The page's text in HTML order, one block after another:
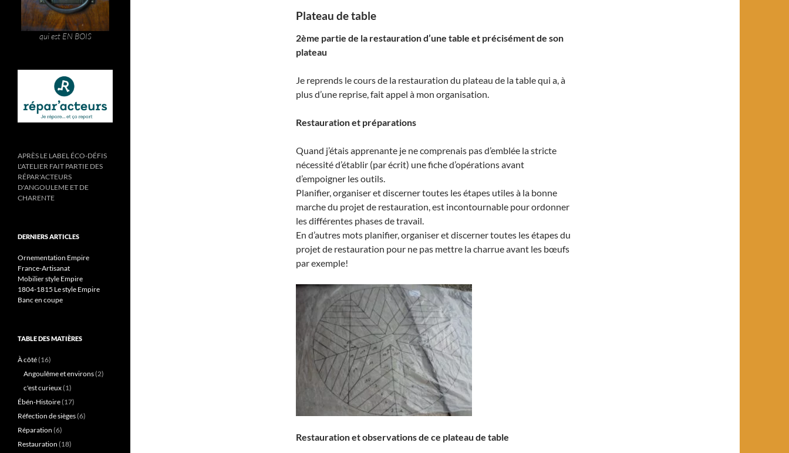
Plateau de table
2ème partie de la restauration d’une table et précisément de son
plateau
Je reprends le cours de la restauration du plateau de la table qui a, à
plus d’une reprise, fait appel à mon organisation.
Restauration et préparations
Quand j’étais apprenante je ne comprenais pas d’emblée la stricte
nécessité d’établir (par écrit) une fiche d’opérations avant
d’empoigner les outils.
Planifier, organiser et discerner toutes les étapes utiles à la bonne
marche du projet de restauration, est incontournable pour ordonner
les différentes phases de travail.
En d’autres mots planifier, organiser et discerner toutes les étapes du
projet de restauration pour ne pas mettre la charrue avant les bœufs
par exemple!
Restauration et observations de ce plateau de table
qui est EN BOIS
APRÈS LE LABEL ÉCO-DÉFIS
L'ATELIER FAIT PARTIE DES
RÉPAR'ACTEURS
D'ANGOULEME ET DE
CHARENTE
DERNIERS ARTICLES
Ornementation Empire
France-Artisanat
Mobilier style Empire
1804-1815 Le style Empire
Banc en coupe
TABLE DES MATIÈRES
À côté(16)
Angoulême et environs(2)
c'est curieux(1)
Ébén-Histoire(17)
Réfection de sièges(6)
Réparation (6)
Restauration (18)